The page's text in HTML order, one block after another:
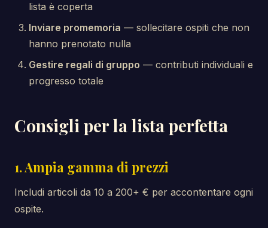
lista è coperta
Inviare promemoria — sollecitare ospiti che non
hanno prenotato nulla
Gestire regali di gruppo — contributi individuali e
progresso totale
Consigli per la lista perfetta
1. Ampia gamma di prezzi
Includi articoli da 10 a 200+ € per accontentare ogni
ospite.